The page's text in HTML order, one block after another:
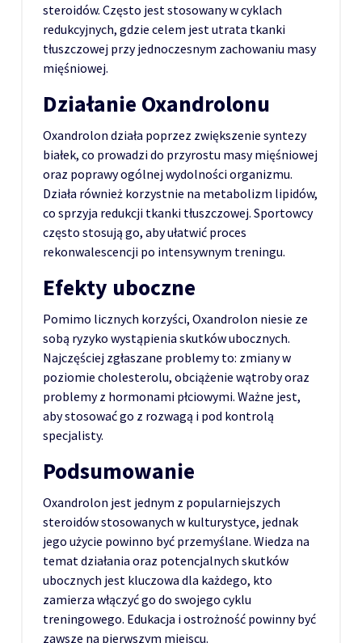
steroidów. Często jest stosowany w cyklach
redukcyjnych, gdzie celem jest utrata tkanki
tłuszczowej przy jednoczesnym zachowaniu masy
mięśniowej.
Działanie Oxandrolonu
Oxandrolon działa poprzez zwiększenie syntezy
białek, co prowadzi do przyrostu masy mięśniowej
oraz poprawy ogólnej wydolności organizmu.
Działa również korzystnie na metabolizm lipidów,
co sprzyja redukcji tkanki tłuszczowej. Sportowcy
często stosują go, aby ułatwić proces
rekonwalescencji po intensywnym treningu.
Efekty uboczne
Pomimo licznych korzyści, Oxandrolon niesie ze
sobą ryzyko wystąpienia skutków ubocznych.
Najczęściej zgłaszane problemy to: zmiany w
poziomie cholesterolu, obciążenie wątroby oraz
problemy z hormonami płciowymi. Ważne jest,
aby stosować go z rozwagą i pod kontrolą
specjalisty.
Podsumowanie
Oxandrolon jest jednym z popularniejszych
steroidów stosowanych w kulturystyce, jednak
jego użycie powinno być przemyślane. Wiedza na
temat działania oraz potencjalnych skutków
ubocznych jest kluczowa dla każdego, kto
zamierza włączyć go do swojego cyklu
treningowego. Edukacja i ostrożność powinny być
zawsze na pierwszym miejscu.